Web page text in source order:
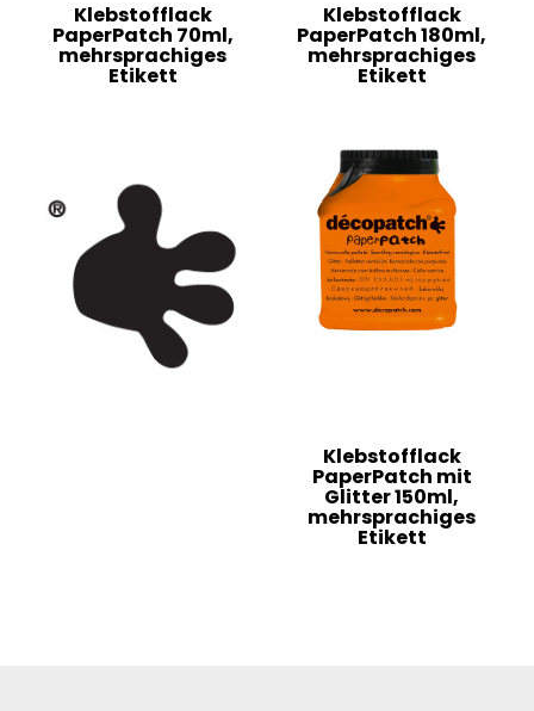
Klebstofflack
PaperPatch 70ml,
mehrsprachiges
Etikett
Klebstofflack
PaperPatch 180ml,
mehrsprachiges
Etikett
Klebstofflack
PaperPatch mit
Glitter 150ml,
mehrsprachiges
Etikett